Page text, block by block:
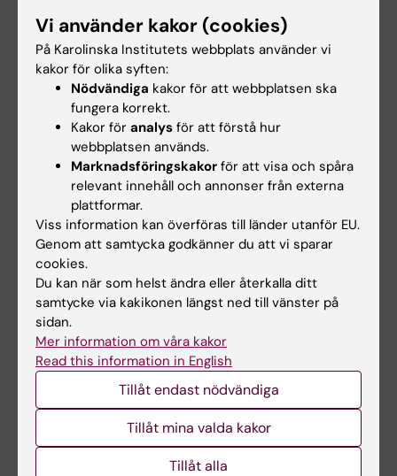
Sök telefonnummer på webben
Webbkatalog Telia TouchPoint
Hade du nytta av informationen på denna sida?
Yes
No
Innehållsgranskare:
Redaktör:Daniel Ståhl
Sidan uppdaterad:2026-01-20
Vi använder kakor (cookies)
På Karolinska Institutets webbplats använder vi
kakor för olika syften:
Nödvändiga kakor för att webbplatsen ska
fungera korrekt.
Kakor för analys för att förstå hur
webbplatsen används.
Marknadsföringskakor för att visa och spåra
relevant innehåll och annonser från externa
plattformar.
Viss information kan överföras till länder utanför EU.
Genom att samtycka godkänner du att vi sparar
cookies.
Du kan när som helst ändra eller återkalla ditt
samtycke via kakikonen längst ned till vänster på
sidan.
Mer information om våra kakor
Read this information in English
Tillåt endast nödvändiga
Tillåt mina valda kakor
Tillåt alla